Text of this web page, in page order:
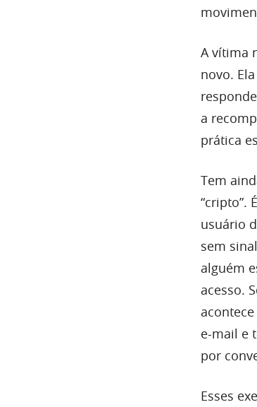
A vítima
novo.
a
prática
Tem
“cripto”.
usuário
sem
alguém
acesso.
e-mail e
por
Esses